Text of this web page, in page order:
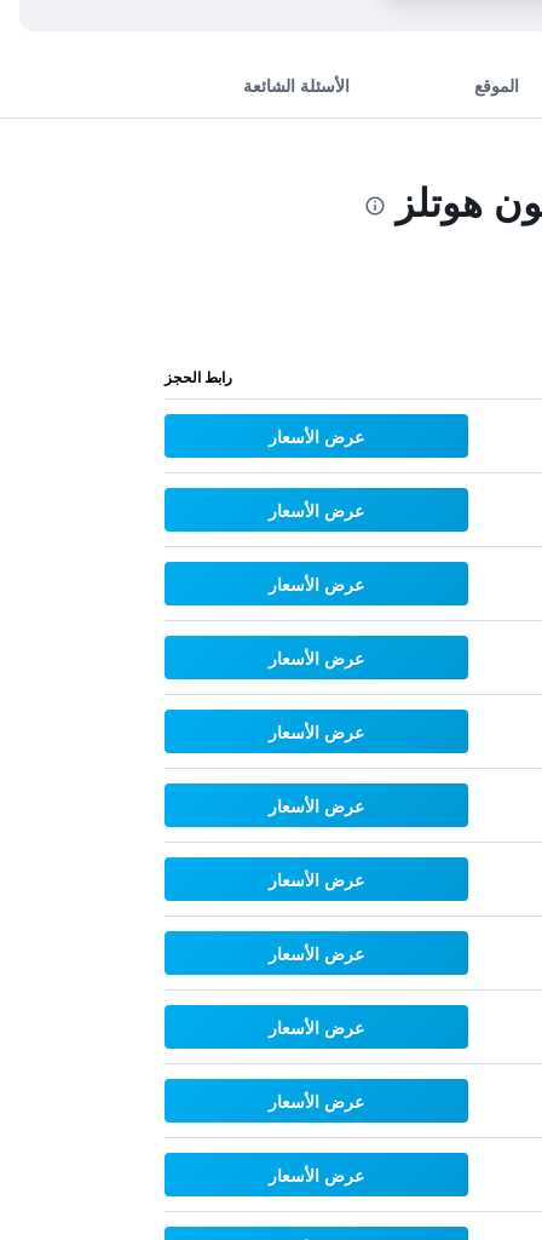
الموقع الأسئلة الشائعة
رابط الحجز
عرض الأسعار
عرض الأسعار
عرض الأسعار
عرض الأسعار
عرض الأسعار
عرض الأسعار
عرض الأسعار
عرض الأسعار
عرض الأسعار
عرض الأسعار
عرض الأسعار